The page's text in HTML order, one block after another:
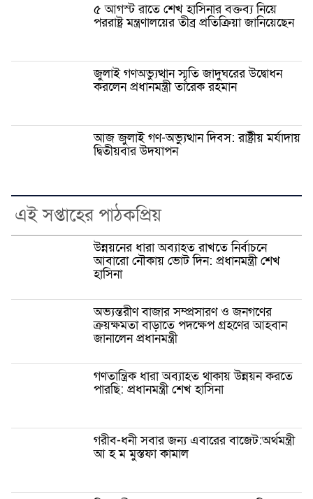
৫ আগস্ট রাতে শেখ হাসিনার বক্তব্য নিয়ে
পররাষ্ট্র মন্ত্রণালয়ের তীব্র প্রতিক্রিয়া জানিয়েছেন
জুলাই গণঅভ্যুত্থান স্মৃতি জাদুঘরের উদ্বোধন
করলেন প্রধানমন্ত্রী তারেক রহমান
আজ জুলাই গণ-অভ্যুত্থান দিবস: রাষ্ট্রীয় মর্যাদায়
দ্বিতীয়বার উদযাপন
এই সপ্তাহের পাঠকপ্রিয়
উন্নয়নের ধারা অব্যাহত রাখতে নির্বাচনে
আবারো নৌকায় ভোট দিন: প্রধানমন্ত্রী শেখ
হাসিনা
অভ্যন্তরীণ বাজার সম্প্রসারণ ও জনগণের
ক্রয়ক্ষমতা বাড়াতে পদক্ষেপ গ্রহণের আহবান
জানালেন প্রধানমন্ত্রী
গণতান্ত্রিক ধারা অব্যাহত থাকায় উন্নয়ন করতে
পারছি: প্রধানমন্ত্রী শেখ হাসিনা
গরীব-ধনী সবার জন্য এবারের বাজেট:অর্থমন্ত্রী
আ হ ম মুস্তফা কামাল